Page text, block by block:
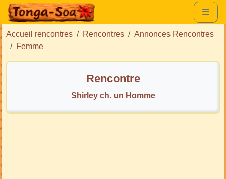
Accueil rencontres Rencontres
Annonces Rencontres
Femme
Rencontre
Shirley ch. un Homme